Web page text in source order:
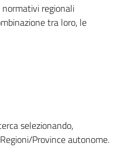
normativi regionali
tra loro, le
selezionando,
Province autonome.